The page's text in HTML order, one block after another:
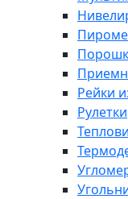
Рейки
Рулетки